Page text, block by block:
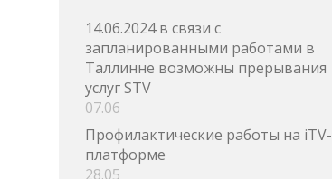
14.06.2024 в связи с
запланированными работами в
Таллинне возможны прерывания
услуг STV
07.06
Профилактические работы на iTV-
платформе
28.05